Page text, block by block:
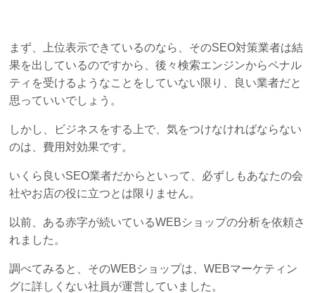
まず、上位表示できているのなら、そのSEO対策業者は結
果を出しているのですから、後々検索エンジンからペナル
ティを受けるようなことをしていない限り、良い業者だと
思っていいでしょう。
しかし、ビジネスをする上で、気をつけなければならない
のは、費用対効果です。
いくら良いSEO業者だからといって、必ずしもあなたの会
社やお店の役に立つとは限りません。
以前、ある赤字が続いているWEBショップの分析を依頼さ
れました。
調べてみると、そのWEBショップは、WEBマーケティン
グに詳しくない社員が運営していました。